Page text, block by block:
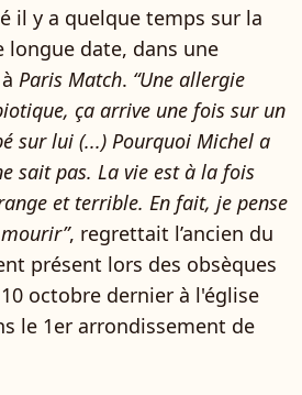
il y a quelque temps sur la
longue date, dans une
Paris Match. “Une allergie
ça arrive une fois sur un
sur lui (...) Pourquoi Michel a
sait pas. La vie est à la fois
et terrible. En fait, je pense
, regrettait l’ancien du
présent lors des obsèques
octobre dernier à l'église
le 1er arrondissement de